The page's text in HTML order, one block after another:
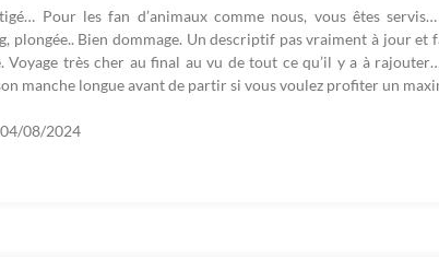
Pour les fan d’animaux comme nous, vous êtes
plongée.. Bien dommage. Un descriptif pas vraiment à jour et
Voyage très cher au final au vu de tout ce qu’il y a à
manche longue avant de partir si vous voulez profiter un
04/08/2024